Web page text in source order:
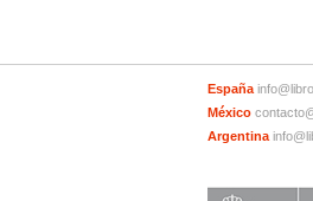
España
México
Argentina